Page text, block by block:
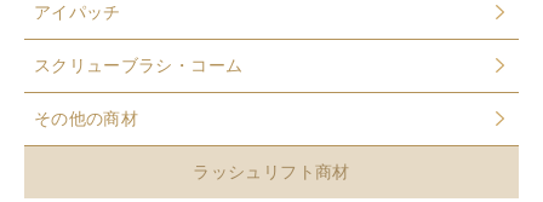
アイパッチ
スクリューブラシ・コーム
その他の商材
ラッシュリフト商材